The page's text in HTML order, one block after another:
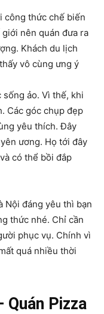
công thức chế biến
nên quán đưa ra
Khách du lịch
vô cùng ưng ý
ảo. Vì thế, khi
Các góc chụp đẹp
yêu thích. Đây
ương. Họ tới đây
có thể bồi đắp
Nội đáng yêu thì bạn
thức nhé. Chỉ cần
phục vụ. Chính vì
quá nhiều thời
Quán Pizza